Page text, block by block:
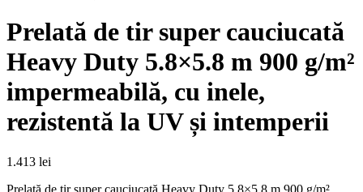
Prelată de tir super cauciucată
Heavy Duty 5.8×5.8 m 900 g/m²
impermeabilă, cu inele,
rezistentă la UV și intemperii
1.413 lei
Prelată de tir super cauciucată Heavy Duty 5.8×5.8 m 900 g/m²